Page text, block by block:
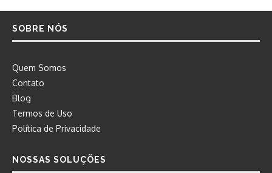
SOBRE NÓS
Quem Somos
Contato
Blog
Termos de Uso
Política de Privacidade
NOSSAS SOLUÇÕES